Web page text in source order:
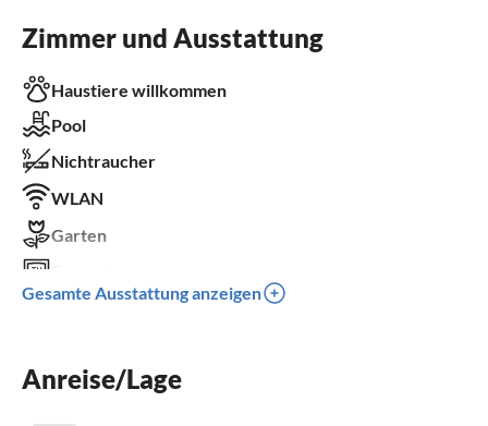
Zimmer und Ausstattung
Haustiere willkommen
Pool
Nichtraucher
WLAN
Garten
Terrasse
Waschmaschine
Gesamte Ausstattung anzeigen
Anreise/Lage